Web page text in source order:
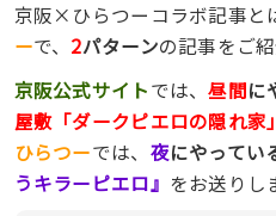
京阪×ひらつーコラボ記事と
ーで、 2パターンの記事をご
京阪公式サイトでは、昼間に
屋敷「ダークピエロの隠れ家
ひらつーでは、 夜にやってい
うキラーピエロ』 をお送りし